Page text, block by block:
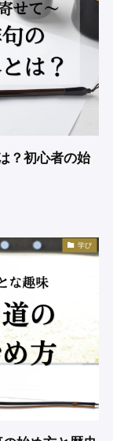
？初心者の始
学び